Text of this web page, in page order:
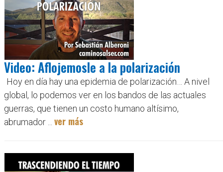
Video: Aflojemosle a la polarización
Hoy en día hay una epidemia de polarización… A nivel
global, lo podemos ver en los bandos de las actuales
guerras, que tienen un costo humano altísimo,
abrumador ... ver más